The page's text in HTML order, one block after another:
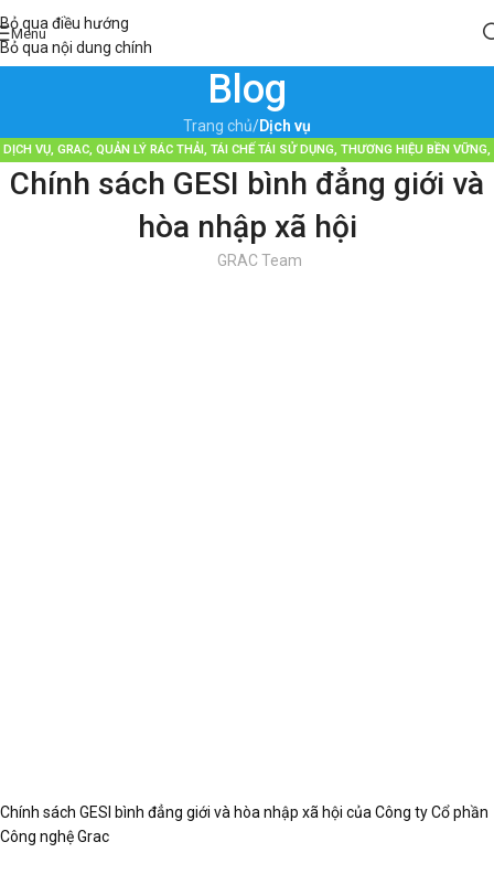
Bỏ qua điều hướng
Bỏ qua nội dung chính
Menu
Blog
Trang chủ/Dịch vụ
DỊCH VỤ, GRAC, QUẢN LÝ RÁC THẢI, TÁI CHẾ TÁI SỬ DỤNG, THƯƠNG HIỆU BỀN VỮNG,
TIN TỨC
Chính sách GESI bình đẳng giới và
hòa nhập xã hội
GRAC Team
Chính sách GESI bình đẳng giới và hòa nhập xã hội của Công ty Cổ phần
Công nghệ Grac